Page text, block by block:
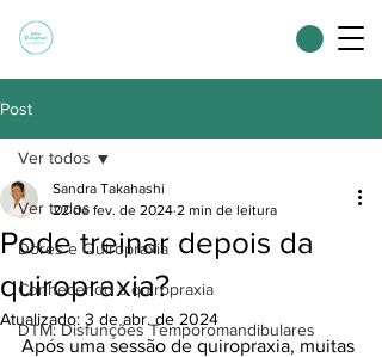
Post
Ver todos
Dores e Quiropraxia
Conhecendo a quiropraxia
DTM: Disfunções Temporomandibulares
Ver todos
Pode treinar depois da
quiropraxia?
Sandra Takahashi
22 de fev. de 2024 2 min de leitura
Atualizado: 3 de abr. de 2024
Após uma sessão de quiropraxia, muitas